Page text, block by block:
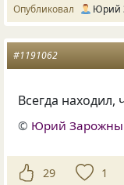
Опубликовал Юрий
#1191062
Всегда находил,
© Юрий
29 1